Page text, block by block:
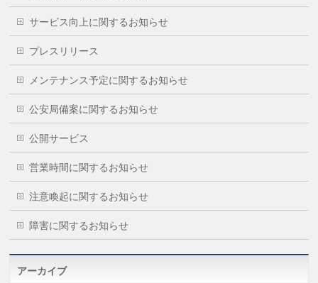
サービス向上に関するお知らせ
プレスリリース
メンテナンス予定に関するお知らせ
公安局備案に関するお知らせ
公開サービス
営業時間に関するお知らせ
注意喚起に関するお知らせ
障害に関するお知らせ
アーカイブ